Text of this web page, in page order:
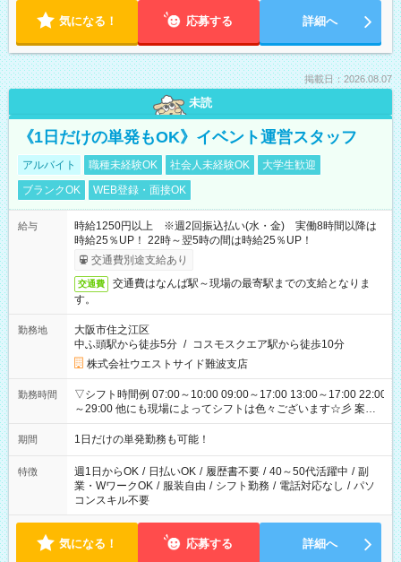
気になる！ 応募する 詳細へ
掲載日：2026.08.07
未読
《1日だけの単発もOK》イベント運営スタッフ
アルバイト 職種未経験OK 社会人未経験OK
大学生歓迎
ブランクOK
WEB登録・面接OK
給与
時給1250円以上 ※週2回振込払い(水・金) 実働8時間以降は
時給25％UP！ 22時～翌5時の間は時給25％UP！
交通費別途支給あり
交通費
交通費はなんば駅～現場の最寄駅までの支給となりま
す。
勤務地
大阪市住之江区
中ふ頭駅から徒歩5分 / コスモスクエア駅から徒歩10分
株式会社ウエストサイド難波支店
勤務時間
▽シフト時間例 07:00～10:00 09:00～17:00 13:00～17:00 22:00
～29:00 他にも現場によってシフトは色々ございます☆彡 案件
次第では午前中で終わるお仕事も...！
期間 1日だけの単発勤務も可能！
特徴 週1日からOK / 日払いOK / 履歴書不要 / 40～50代活躍中 / 副
業・WワークOK / 服装自由 / シフト勤務 / 電話対応なし / パソ
コンスキル不要
気になる！ 応募する 詳細へ